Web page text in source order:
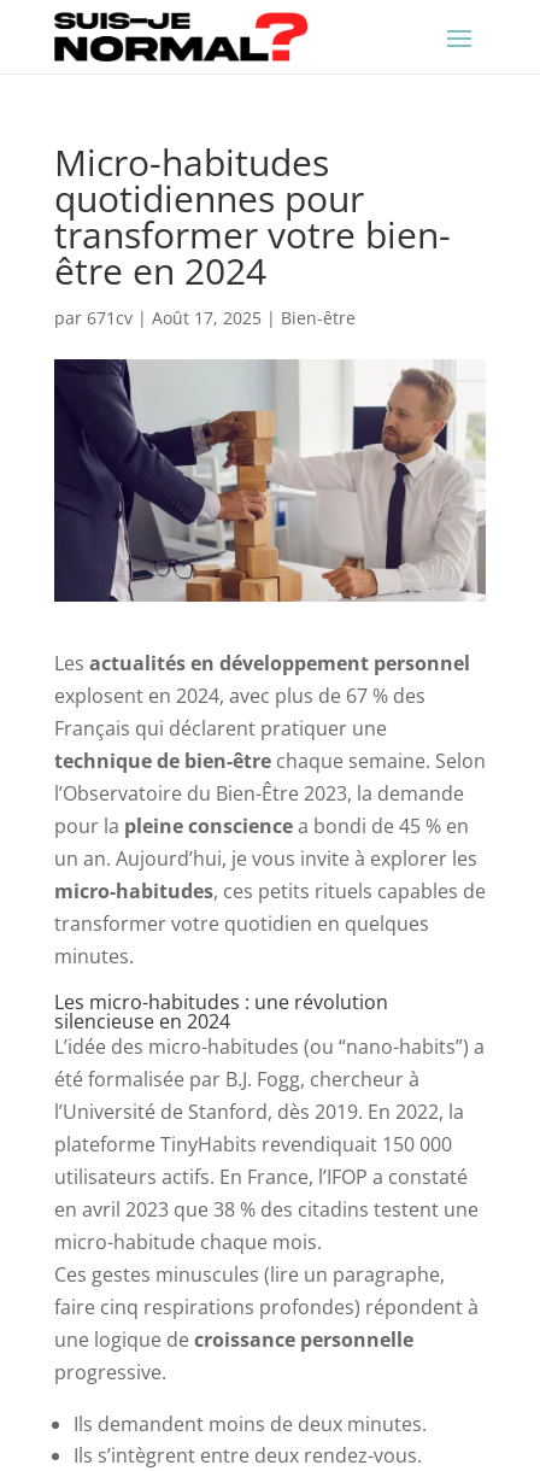
Micro-habitudes
quotidiennes pour
transformer votre bien-
être en 2024
par 671cv| Août 17, 2025| Bien-être
Les actualités en développement personnel
explosent en 2024, avec plus de 67 % des
Français qui déclarent pratiquer une
technique de bien-êtrechaque semaine. Selon
l’Observatoire du Bien-Être 2023, la demande
pour la pleine consciencea bondi de 45 % en
un an. Aujourd’hui, je vous invite à explorer les
micro-habitudes, ces petits rituels capables de
transformer votre quotidien en quelques
minutes.
Les micro-habitudes : une révolution
silencieuse en 2024
L’idée des micro-habitudes (ou “nano-habits”) a
été formalisée par B.J. Fogg, chercheur à
l’Université de Stanford, dès 2019. En 2022, la
plateforme TinyHabits revendiquait 150 000
utilisateurs actifs. En France, l’IFOP a constaté
en avril 2023 que 38 % des citadins testent une
micro-habitude chaque mois.
Ces gestes minuscules (lire un paragraphe,
faire cinq respirations profondes) répondent à
une logique decroissance personnelle
progressive.
Ils demandent moins de deux minutes.
Ils s’intègrent entre deux rendez-vous.